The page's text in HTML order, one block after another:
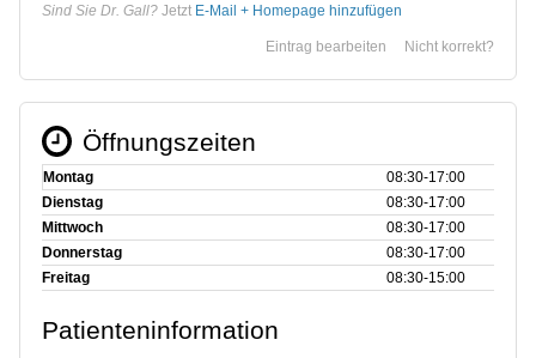
Sind Sie Dr. Gall? Jetzt E-Mail + Homepage hinzufügen
Nicht korrekt?
Eintrag bearbeiten
Öffnungszeiten
Montag
08:30‑17:00
Dienstag
08:30‑17:00
Mittwoch
08:30‑17:00
Donnerstag
08:30‑17:00
Freitag
08:30‑15:00
Patienteninformation